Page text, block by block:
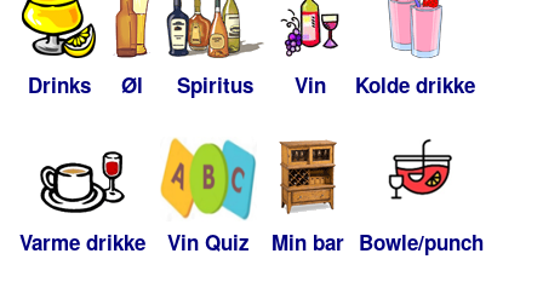
Drinks Øl Spiritus Vin Kolde drikke
Varme drikke Vin Quiz Min bar Bowle/punch